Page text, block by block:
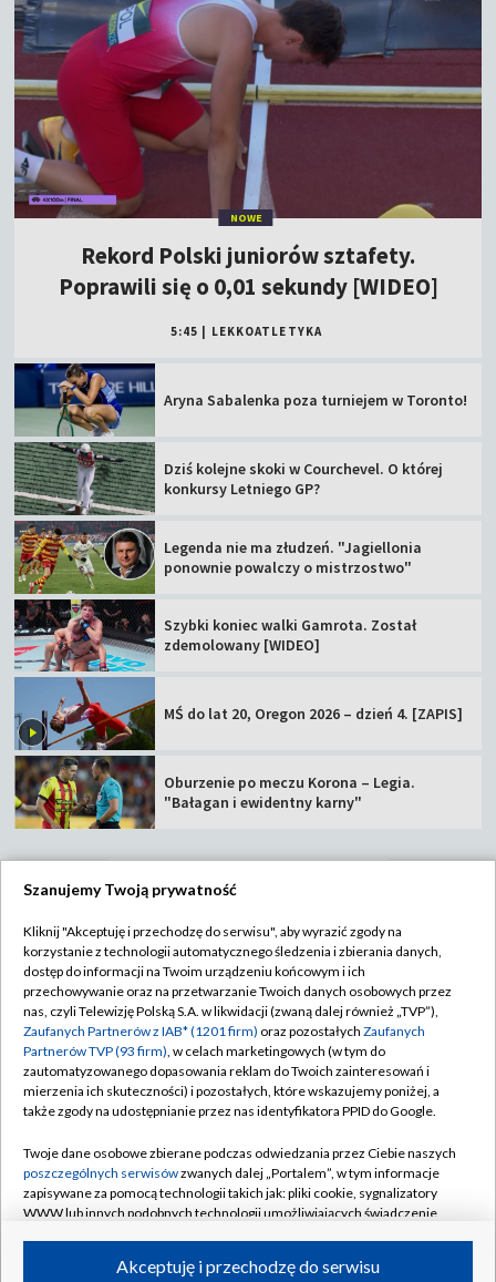
NOWE
Rekord Polski juniorów sztafety.
Poprawili się o 0,01 sekundy [WIDEO]
5:45 LEKKOATLETYKA
Aryna Sabalenka poza turniejem w Toronto!
Dziś kolejne skoki w Courchevel. O której
konkursy Letniego GP?
Legenda nie ma złudzeń. "Jagiellonia
ponownie powalczy o mistrzostwo"
Szybki koniec walki Gamrota. Został
zdemolowany [WIDEO]
MŚ do lat 20, Oregon 2026 – dzień 4. [ZAPIS]
Oburzenie po meczu Korona – Legia.
"Bałagan i ewidentny karny"
Abonament TVP
Sklep TVP
Biuro Reklamy
Oferta Handlowa
Telegazeta ogłoszenia
Rada Programowa
Ogłoszenia przetargowe
Akademia Telewizyjna
Informacje o nadawcy
Regulamin TVP
Polityka prywatności
Moje zgody
Biuro reklamy
Kontakt
Kanały
©2026 Telewizja Polska Spółka Akcyjna w likwidacji
Szanujemy Twoją prywatność
Kliknij "Akceptuję i przechodzę do serwisu", aby wyrazić zgody na
korzystanie z technologii automatycznego śledzenia i zbierania danych,
dostęp do informacji na Twoim urządzeniu końcowym i ich
przechowywanie oraz na przetwarzanie Twoich danych osobowych przez
nas, czyli Telewizję Polską S.A. w likwidacji (zwaną dalej również „TVP”),
Zaufanych Partnerów z IAB* (1201 firm) oraz pozostałych Zaufanych
Partnerów TVP (93 firm), w celach marketingowych (w tym do
zautomatyzowanego dopasowania reklam do Twoich zainteresowań i
mierzenia ich skuteczności) i pozostałych, które wskazujemy poniżej, a
także zgody na udostępnianie przez nas identyfikatora PPID do Google.
Twoje dane osobowe zbierane podczas odwiedzania przez Ciebie naszych
poszczególnych serwisówzwanych dalej „Portalem”, w tym informacje
zapisywane za pomocą technologii takich jak: pliki cookie, sygnalizatory
WWW lub innych podobnych technologii umożliwiających świadczenie
ruchu w Internecie.Akceptuję i przechodzę do serwisu